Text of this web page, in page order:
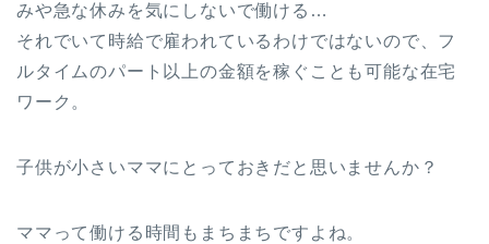
みや急な休みを気にしないで働ける…
それでいて時給で雇われているわけではないので、フ
ルタイムのパート以上の金額を稼ぐことも可能な在宅
ワーク。
子供が小さいママにとっておきだと思いませんか？
ママって働ける時間もまちまちですよね。